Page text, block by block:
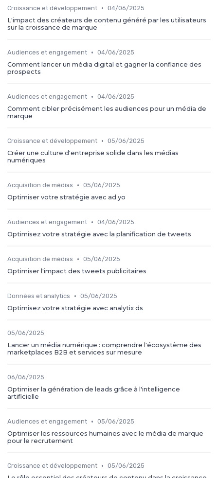
Croissance et développement • 04/06/2025
L'impact des créateurs de contenu généré par les utilisateurs
sur la croissance de marque
Audiences et engagement • 04/06/2025
Comment lancer un média digital et gagner la confiance des
prospects
Audiences et engagement • 04/06/2025
Comment cibler précisément les audiences pour un média de
marque
Croissance et développement • 05/06/2025
Créer une culture d'entreprise solide dans les médias
numériques
Acquisition de médias • 05/06/2025
Optimiser votre stratégie avec ad yo
Audiences et engagement • 04/06/2025
Optimisez votre stratégie avec la planification de tweets
Acquisition de médias • 05/06/2025
Optimiser l'impact des tweets publicitaires
Données et analytics • 05/06/2025
Optimisez votre stratégie avec analytix ds
05/06/2025
Lancer un média numérique : comprendre l'écosystème des
marketplaces B2B et services sur mesure
06/06/2025
Optimiser la génération de leads grâce à l'intelligence
artificielle
Audiences et engagement • 05/06/2025
Optimiser les ressources humaines avec le média de marque
pour le recrutement
Croissance et développement • 05/06/2025